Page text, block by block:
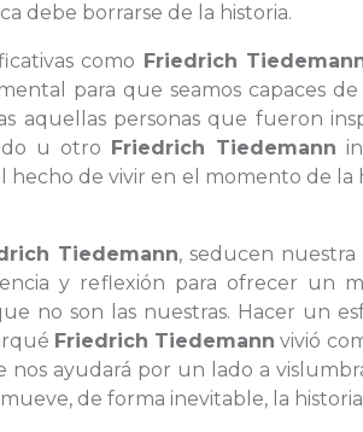
debe borrarse de la historia.
como Friedrich
para que seamos capaces
aquellas personas que fueron
u otro Friedrich Tiedemann
de vivir en el momento de la
Tiedemann, seducen nuestra
y reflexión para ofrecer un
no son las nuestras. Hacer un
Friedrich Tiedemann vivió
ayudará por un lado a
de forma inevitable, la